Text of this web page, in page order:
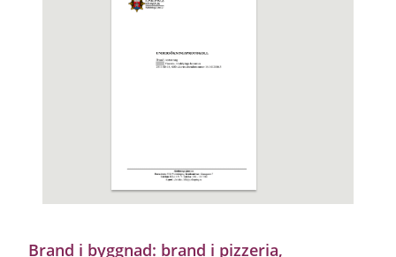
Brand i byggnad: brand i pizzeria,